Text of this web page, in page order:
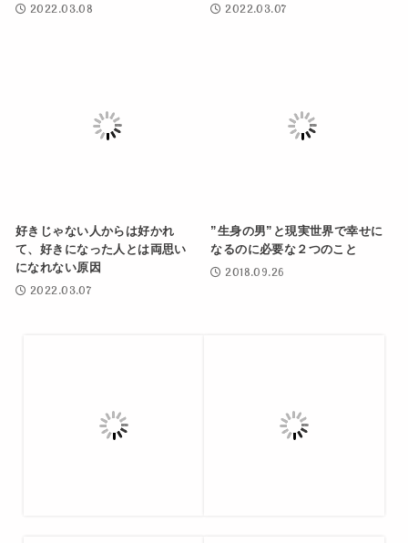
2022.03.08
2022.03.07
好きじゃない人からは好かれ
て、好きになった人とは両思い
になれない原因
2022.03.07
”生身の男”と現実世界で幸せに
なるのに必要な２つのこと
2018.09.26